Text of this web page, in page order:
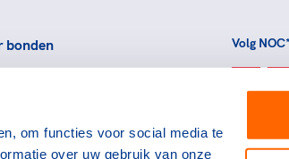
om functies voor social media te
over uw gebruik van onze
bonden
Volg